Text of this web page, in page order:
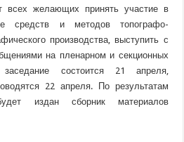
всех желающих принять участие в
средств и методов топографо-
производства, выступить с
на пленарном и секционных
заседание состоится 21 апреля,
22 апреля. По результатам
издан сборник материалов